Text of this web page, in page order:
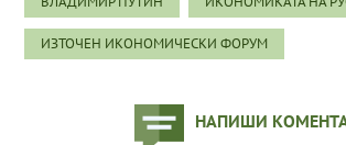
ИЗТОЧЕН ИКОНОМИЧЕСКИ ФОРУМ
НАПИШИ